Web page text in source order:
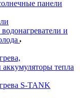
панели
и
аккумуляторы тепла
S-TANK